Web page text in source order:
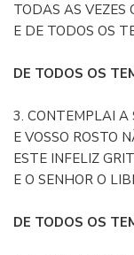
TODAS AS VEZES
E DE TODOS OS
DE TODOS OS
3. CONTEMPLAI A
E VOSSO ROSTO
ESTE INFELIZ
E O SENHOR O
DE TODOS OS